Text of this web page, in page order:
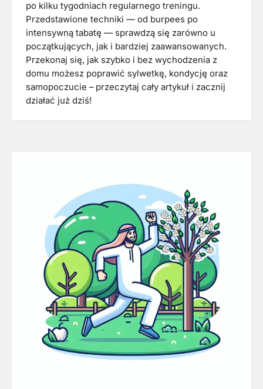
po kilku tygodniach regularnego treningu.
Przedstawione techniki — od burpees po
intensywną tabatę — sprawdzą się zarówno u
początkujących, jak i bardziej zaawansowanych.
Przekonaj się, jak szybko i bez wychodzenia z
domu możesz poprawić sylwetkę, kondycję oraz
samopoczucie – przeczytaj cały artykuł i zacznij
działać już dziś!